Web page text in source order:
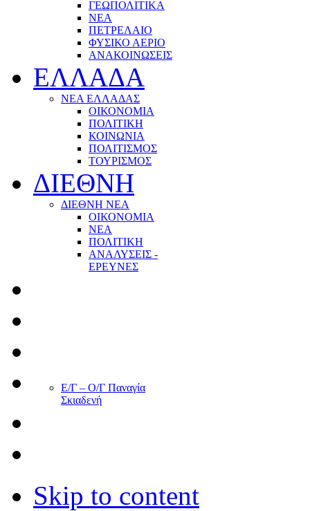
ΓΕΩΠΟΛΙΤΙΚΑ
ΝΕΑ
ΠΕΤΡΕΛΑΙΟ
ΦΥΣΙΚΟ ΑΕΡΙΟ
ΑΝΑΚΟΙΝΩΣΕΙΣ
ΕΛΛΑΔΑ
ΝΕΑ ΕΛΛΑΔΑΣ
ΟΙΚΟΝΟΜΙΑ
ΠΟΛΙΤΙΚΗ
ΚΟΙΝΩΝΙΑ
ΠΟΛΙΤΙΣΜΟΣ
ΤΟΥΡΙΣΜΟΣ
ΔΙΕΘΝΗ
ΔΙΕΘΝΗ ΝΕΑ
ΟΙΚΟΝΟΜΙΑ
ΝΕΑ
ΠΟΛΙΤΙΚΗ
ΑΝΑΛΥΣΕΙΣ -
ΕΡΕΥΝΕΣ
Ε/Γ – Ο/Γ Παναγία
Σκιαδενή
Skip to content